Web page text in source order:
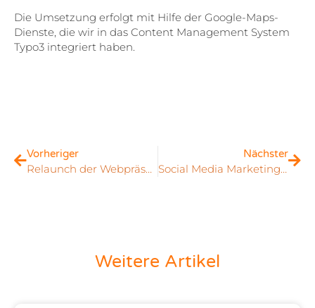
Die Umsetzung erfolgt mit Hilfe der Google-Maps-
Dienste, die wir in das Content Management System
Typo3 integriert haben.
Vorheriger
Relaunch der Webpräsentation vom Deutschen Krebsforschungszentrum und des Krebsinformationsdienstes in Heidelberg
Nächster
Social Media Marketing – Chancen und Risiken
Weitere Artikel